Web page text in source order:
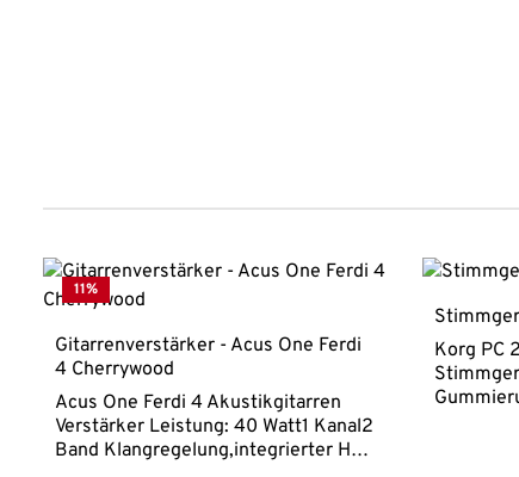
Produktgalerie überspringen
11%
Gitarrenverstärker - Acus One Ferdi
4 Cherrywood
Acus One Ferdi 4 Akustikgitarren
Verstärker Leistung: 40 Watt1 Kanal2
Band Klangregelung,integrierter Hall
Korg PC